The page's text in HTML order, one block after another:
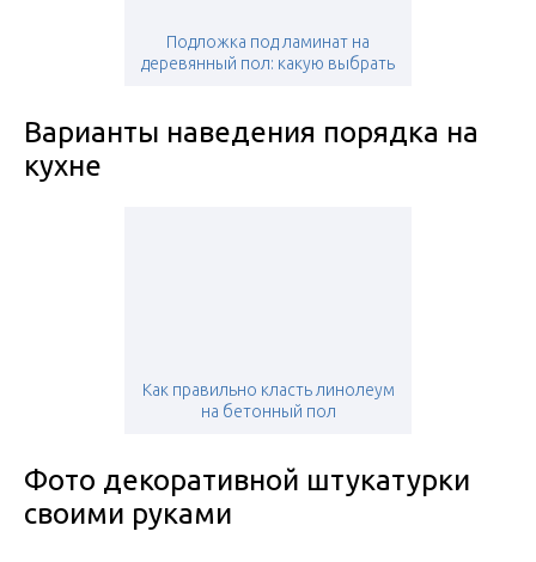
Подложка под ламинат на
деревянный пол: какую выбрать
Варианты наведения порядка на
кухне
Как правильно класть линолеум
на бетонный пол
Фото декоративной штукатурки
своими руками